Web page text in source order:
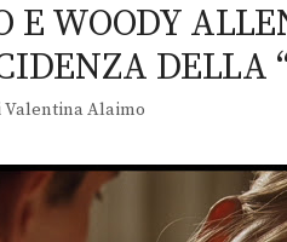
E WOODY
DELLA
Valentina Alaimo